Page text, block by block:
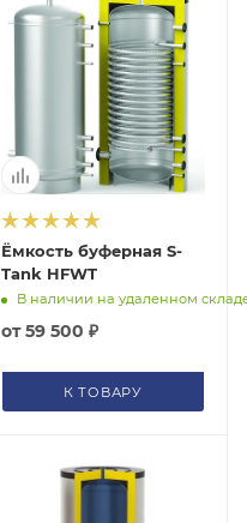
Ёмкость буферная S-
Tank HFWT
В наличии на удаленном
от59 500 ₽
К ТОВАРУ